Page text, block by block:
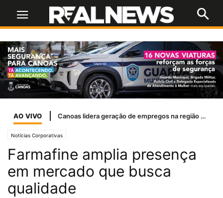
AO VIVO Canoas lidera geração de empregos na região com saldo de 2.636 vagas
Notícias Corporativas
Farmafine amplia presença
em mercado que busca
qualidade